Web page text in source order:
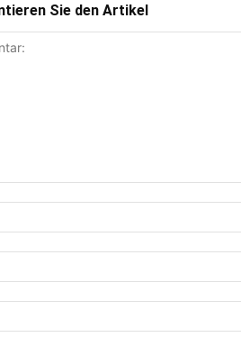
Sie den Artikel